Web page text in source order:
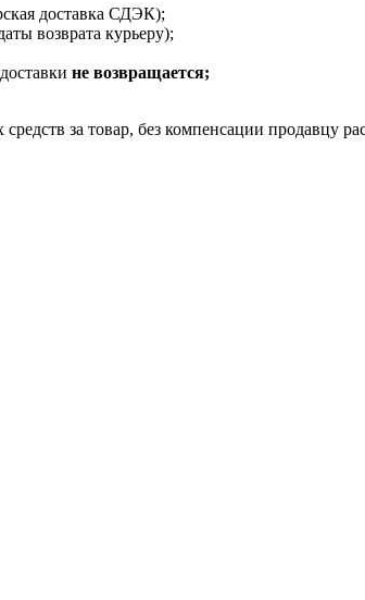
доставка СДЭК);
возврата курьеру);
не возвращается;
за товар, без компенсации продавцу